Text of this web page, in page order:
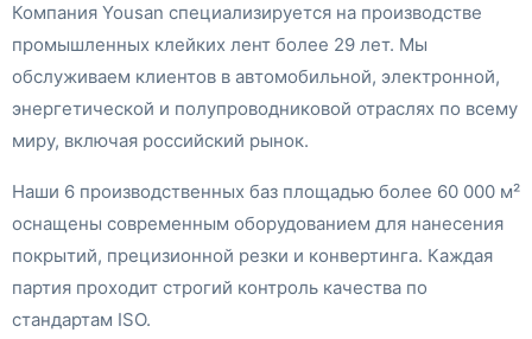
Компания Yousan специализируется на производстве
промышленных клейких лент более 29 лет. Мы
обслуживаем клиентов в автомобильной, электронной,
энергетической и полупроводниковой отраслях по всему
миру, включая российский рынок.
Наши 6 производственных баз площадью более 60 000 м²
оснащены современным оборудованием для нанесения
покрытий, прецизионной резки и конвертинга. Каждая
партия проходит строгий контроль качества по
стандартам ISO.